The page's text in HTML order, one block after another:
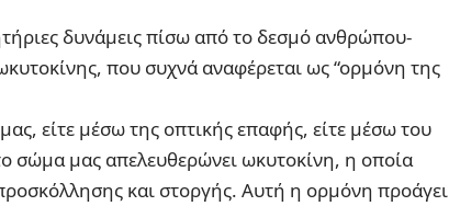
δυνάμεις πίσω από το δεσμό ανθρώπου-
που συχνά αναφέρεται ως “ορμόνη της
είτε μέσω της οπτικής επαφής, είτε μέσω του
σώμα μας απελευθερώνει ωκυτοκίνη, η οποία
και στοργής. Αυτή η ορμόνη προάγει